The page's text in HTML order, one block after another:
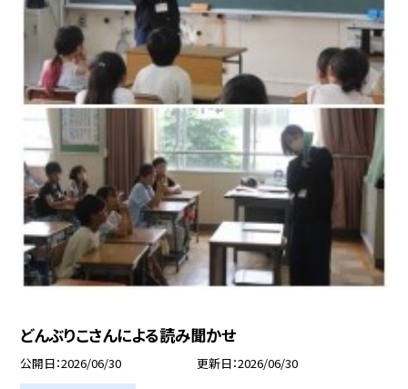
どんぶりこさんによる読み聞かせ
公開日 2026/06/30 更新日 2026/06/30